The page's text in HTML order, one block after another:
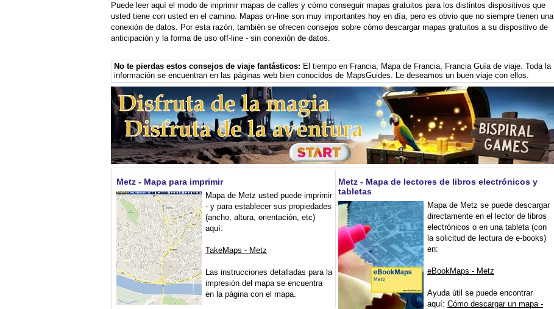
Puede leer aquí el modo de imprimir mapas de calles y cómo conseguir mapas gratuitos para los distintos dispositivos que
usted tiene con usted en el camino. Mapas on-line son muy importantes hoy en día, pero es obvio que no siempre tienen una
conexión de datos. Por esta razón, también se ofrecen consejos sobre cómo descargar mapas gratuitos a su dispositivo de
anticipación y la forma de uso off-line - sin conexión de datos.
No te pierdas estos consejos de viaje fantásticos: El tiempo en Francia, Mapa de Francia, Francia Guía de viaje. Toda la
información se encuentran en las páginas web bien conocidos de MapsGuides. Le deseamos un buen viaje con ellos.
Metz - Mapa para imprimir
Mapa de Metz usted puede imprimir
- y para establecer sus propiedades
(ancho, altura, orientación, etc)
aquí:
TakeMaps - Metz
Las instrucciones detalladas para la
impresión del mapa se encuentra
en la página con el mapa.
Metz - Mapa de lectores de libros electrónicos y
tabletas
Mapa de Metz se puede descargar
directamente en el lector de libros
electrónicos o en una tableta (con
la solicitud de lectura de e-books)
en:
eBookMaps - Metz
Ayuda útil se puede encontrar
aquí: Cómo descargar un mapa -